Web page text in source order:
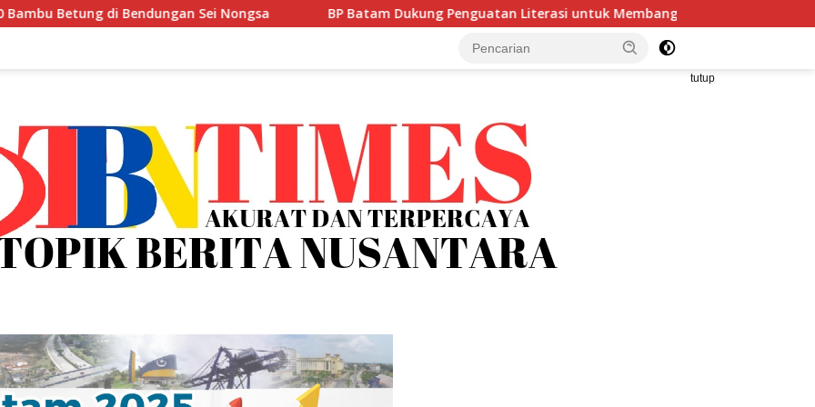
Sei Nongsa BP Batam Dukung Penguatan Literasi untuk Membangun Karakter dan Kebhinekaan Bagi Generasi
tutup